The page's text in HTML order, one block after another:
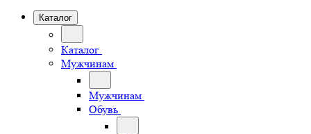
Каталог
Каталог
Мужчинам
Мужчинам
Обувь